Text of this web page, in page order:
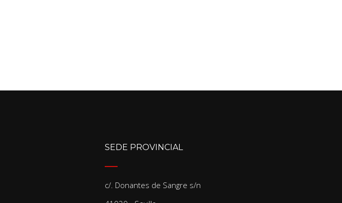
SEDE PROVINCIAL
c/. Donantes de Sangre s/n